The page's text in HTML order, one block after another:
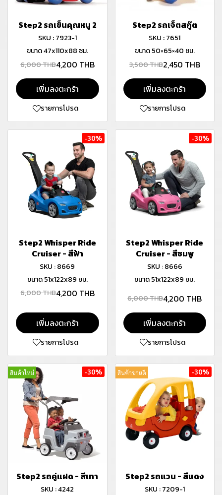
Step2 รถเข็นคุณหนู 2
SKU : 7923-1
ขนาด 47x110x88 ซม.
6,000 THB4,200 THB
เพิ่มลงตะกร้า
รายการโปรด
Step2 รถเจ็ตสกู๊ต
SKU : 7651
ขนาด 50×65×40 ซม.
3,500 THB2,450 THB
เพิ่มลงตะกร้า
รายการโปรด
-30%
Step2 Whisper Ride
Cruiser - สีฟ้า
SKU : 8669
ขนาด 51x122x89 ซม.
6,000 THB4,200 THB
เพิ่มลงตะกร้า
รายการโปรด
-30%
Step2 Whisper Ride
Cruiser - สีชมพู
SKU : 8666
ขนาด 51x122x89 ซม.
6,000 THB4,200 THB
เพิ่มลงตะกร้า
รายการโปรด
สินค้าใหม่ -30%
Step2 รถคู่แฝด - สีเทา
SKU : 4242
สินค้าขายดี -30%
Step2 รถแวน - สีแดง
SKU : 7209-1